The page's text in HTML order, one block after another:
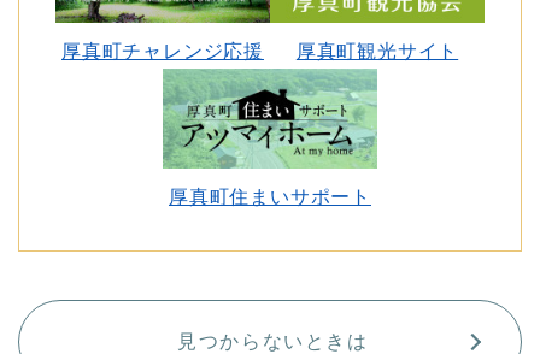
厚真町チャレンジ応援 厚真町観光サイト
厚真町住まいサポート
見つからないときは